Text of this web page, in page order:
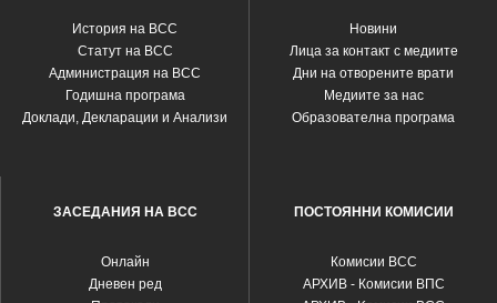
История на ВСС
Статут на ВСС
Администрация на ВСС
Годишна програма
Доклади, Декларации и Анализи
Новини
Лица за контакт с медиите
Дни на отворените врати
Медиите за нас
Образователна програма
ЗАСЕДАНИЯ НА ВСС
Oнлайн
Дневен ред
ПОСТОЯННИ КОМИСИИ
Комисии ВСС
АРХИВ - Комисии ВПС